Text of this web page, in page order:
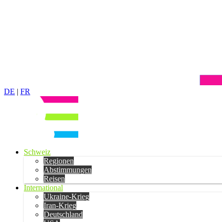
DE | FR
Schweiz
Regionen
Abstimmungen
Reisen
International
Ukraine-Krieg
Iran-Krieg
Deutschland